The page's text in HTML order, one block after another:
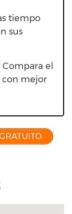
tiempo
sus
Compara el
con mejor